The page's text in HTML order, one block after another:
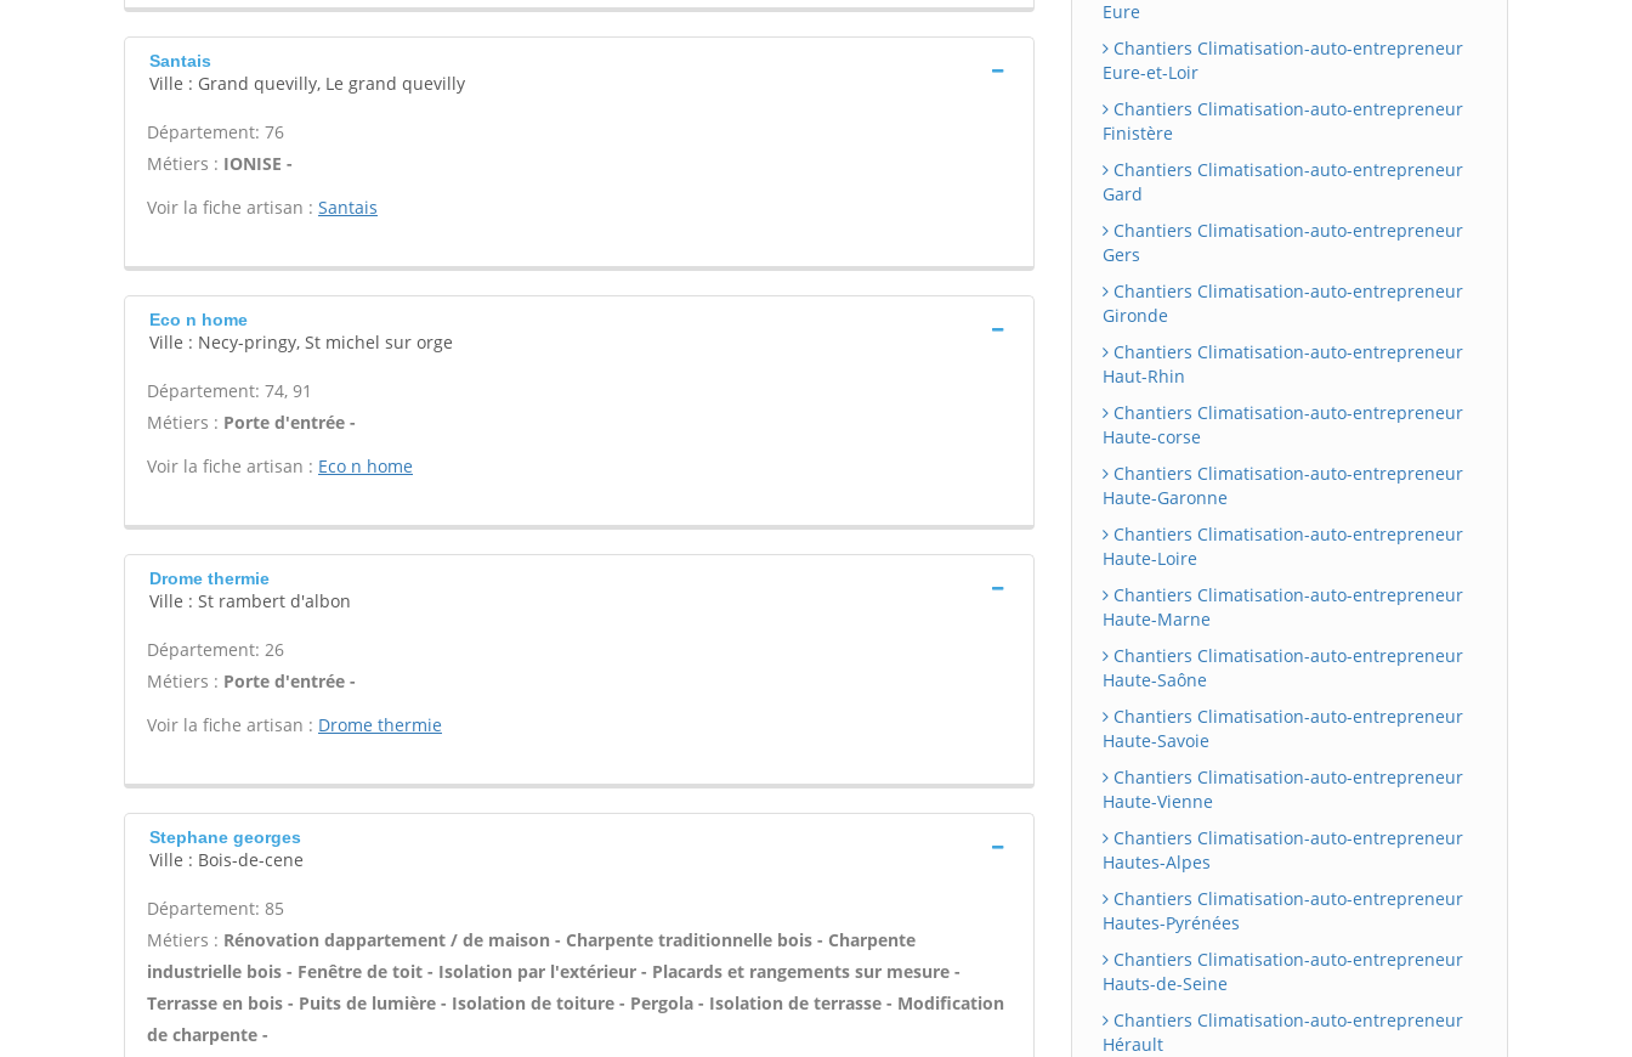
Santais
Ville : Grand quevilly, Le grand quevilly
Département: 76
Métiers : IONISE -
Voir la fiche artisan : Santais
Eco n home
Ville : Necy-pringy, St michel sur orge
Département: 74, 91
Métiers : Porte d'entrée -
Voir la fiche artisan : Eco n home
Drome thermie
Ville : St rambert d'albon
Département: 26
Métiers : Porte d'entrée -
Voir la fiche artisan : Drome thermie
Stephane georges
Ville : Bois-de-cene
Département: 85
Métiers : Rénovation dappartement / de maison - Charpente traditionnelle bois - Charpente
industrielle bois - Fenêtre de toit - Isolation par l'extérieur - Placards et rangements sur mesure -
Terrasse en bois - Puits de lumière - Isolation de toiture - Pergola - Isolation de terrasse - Modification
de charpente -
Eure
Chantiers Climatisation-auto-entrepreneur
Eure-et-Loir
Chantiers Climatisation-auto-entrepreneur
Finistère
Chantiers Climatisation-auto-entrepreneur
Gard
Chantiers Climatisation-auto-entrepreneur
Gers
Chantiers Climatisation-auto-entrepreneur
Gironde
Chantiers Climatisation-auto-entrepreneur
Haut-Rhin
Chantiers Climatisation-auto-entrepreneur
Haute-corse
Chantiers Climatisation-auto-entrepreneur
Haute-Garonne
Chantiers Climatisation-auto-entrepreneur
Haute-Loire
Chantiers Climatisation-auto-entrepreneur
Haute-Marne
Chantiers Climatisation-auto-entrepreneur
Haute-Saône
Chantiers Climatisation-auto-entrepreneur
Haute-Savoie
Chantiers Climatisation-auto-entrepreneur
Haute-Vienne
Chantiers Climatisation-auto-entrepreneur
Hautes-Alpes
Chantiers Climatisation-auto-entrepreneur
Hautes-Pyrénées
Chantiers Climatisation-auto-entrepreneur
Hauts-de-Seine
Chantiers Climatisation-auto-entrepreneur
Hérault